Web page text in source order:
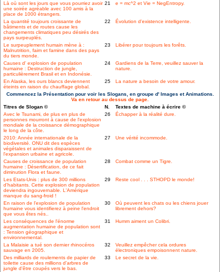
Là où sont les jours que vous pourriez avoir
une soirée agréable avec 100 amis à la
place de 1000 étrangers.
21 e = mc^2 et Vie = NegEntropy.
La quantité toujours croissante de
bâtiments et de routes cause les
changements climatiques peu désirés des
pays surpeuplés.
22 Évolution d'existence intelligente.
Le surpeuplement humain mène à :
Malnutrition, faim et famine dans des pays
du tiers monde.
23 Libérer pour toujours les forêts.
Causes d' explosion de population
humaine : Destruction de jungle,
particulièrement Brasil et en Indonésie.
24
Gardiens de la Terre, veuillez sauver la
nature.
En Alaska, les ours blancs deviennent
éteints en raison du chauffage global.
25 La nature a besoin de votre amour.
Commencez la Présentation pour voir les Slogans, en groupe d' Images et Animations.
Va en retour au dessus de page.
Titres de Slogan ©
N.
Textes de machine à écrire ©
Avec le Tsunami, de plus en plus de
personnes mourront à cause de l'explosion
mondiale de la croissance démographique
le long de la côte.
26 Échapper à la réalité dure.
2010: Année internationale de la
biodiversité. ONU dit des espèces
végétales et animales disparaissent de
l'expansion urbaine et agricole.
27 Une vérité incommode.
Causes de croissance de population
humaine : Désertification, de ce fait
diminution Flora et faune.
28 Combat comme un Tigre.
Les Etats-Unis : plus de 300 millions
d'habitants. Cette explosion de population
deviendra ingouvernable. L'Amérique
manque du sang-froid !
29 Reste cool . . . STHOPD le monde!
En raison de l'explosion de population
humaine vous identifierez à peine l'endroit
que vous êtes nés..
30
Où peuvent les chats ou les chiens jouer
librement dehors?
Les conséquences de l'énorme
augmentation humaine de population sont
: Tension géographique et
environnemental.
31 Humm aiment un Colibri.
La Malaisie a tué son dernier rhinocéros
sauvage en 2005.
32
Veuillez empêcher cela ordures
électroniques empoisonnent nature.
Des milliards de roulements de papier de
toilette cause des millions d'arbres de
jungle d'être coupés vers le bas.
33 Le secret de la vie.